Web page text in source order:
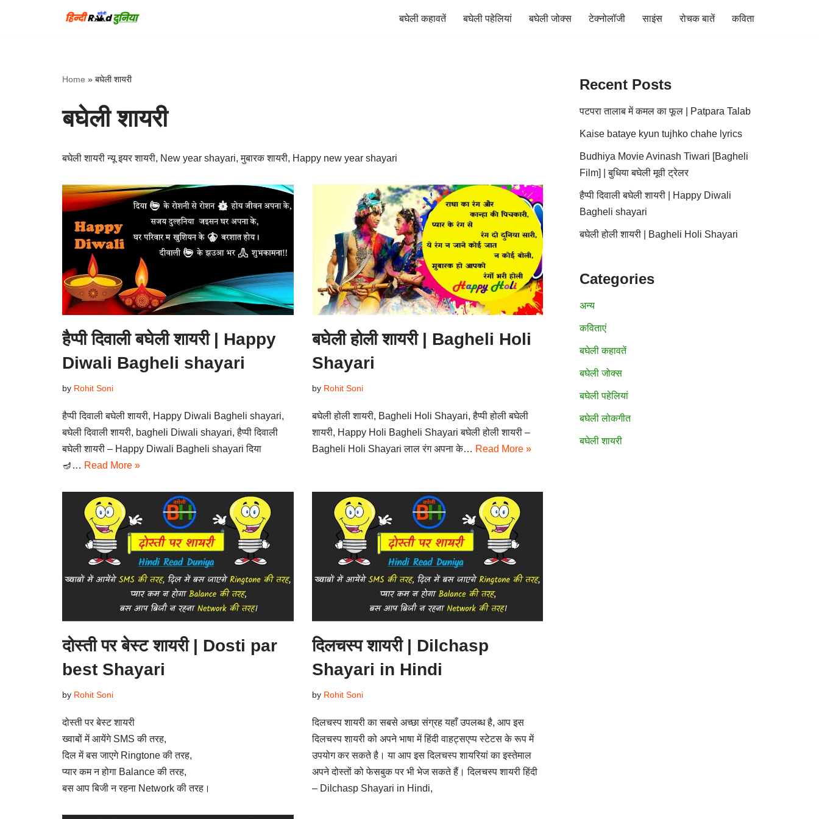
बघेली कहावतें बघेली पहेलियां बघेली जोक्स टेक्नोलॉजी साइंस रोचक बातें कविता
Home » बघेली शायरी
बघेली शायरी
बघेली शायरी न्यू इयर शायरी, New year shayari, मुबारक शायरी, Happy new year shayari
हैप्पी दिवाली बघेली शायरी | Happy
Diwali Bagheli shayari
by Rohit Soni
हैप्पी दिवाली बघेली शायरी, Happy Diwali Bagheli shayari,
बघेली दिवाली शायरी, bagheli Diwali shayari, हैप्पी दिवाली
बघेली शायरी – Happy Diwali Bagheli shayari दिया
🪔… Read More »
बघेली होली शायरी | Bagheli Holi
Shayari
by Rohit Soni
बघेली होली शायरी, Bagheli Holi Shayari, हैप्पी होली बघेली
शायरी, Happy Holi Bagheli Shayari बघेली होली शायरी –
Bagheli Holi Shayari लाल रंग अपना के… Read More »
दोस्ती पर बेस्ट शायरी | Dosti par
best Shayari
by Rohit Soni
दोस्ती पर बेस्ट शायरी
ख्वाबों में आयेंगे SMS की तरह,
दिल में बस जाएगे Ringtone की तरह,
प्यार कम न होगा Balance की तरह,
बस आप बिजी न रहना Network की तरह।
दिलचस्प शायरी | Dilchasp
Shayari in Hindi
by Rohit Soni
दिलचस्प शायरी का सबसे अच्छा संग्रह यहाँ उपलब्ध है, आप इस
दिलचस्प शायरी को अपने भाषा में हिंदी वाहट्सएप्प स्टेटस के रूप में
उपयोग कर सकते है। या आप इस दिलचस्प शायरियां का इस्तेमाल
अपने दोस्तों को फेसबुक पर भी भेज सकते हैं। दिलचस्प शायरी हिंदी
– Dilchasp Shayari in Hindi,
Recent Posts
पटपरा तालाब में कमल का फूल | Patpara Talab
Kaise bataye kyun tujhko chahe lyrics
Budhiya Movie Avinash Tiwari [Bagheli
Film] | बुधिया बघेली मूवी ट्रेलर
हैप्पी दिवाली बघेली शायरी | Happy Diwali
Bagheli shayari
बघेली होली शायरी | Bagheli Holi Shayari
Categories
अन्य
कविताएं
बघेली कहावतें
बघेली जोक्स
बघेली पहेलियां
बघेली लोकगीत
बघेली शायरी